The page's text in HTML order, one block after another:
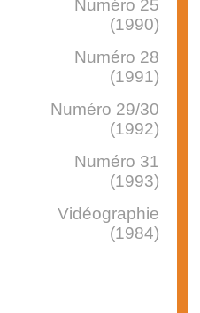
Numéro 25
(1990)
Numéro 28
(1991)
Numéro 29/30
(1992)
Numéro 31
(1993)
Vidéographie
(1984)